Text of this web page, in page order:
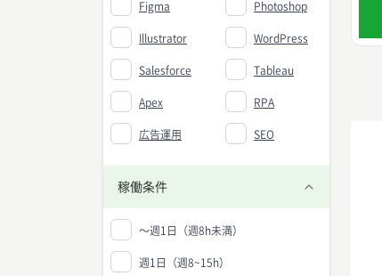
Figma Photoshop
Illustrator WordPress
Salesforce Tableau
Apex RPA
広告運用 SEO
稼働条件
〜週1日（週8h未満）
週1日（週8~15h）